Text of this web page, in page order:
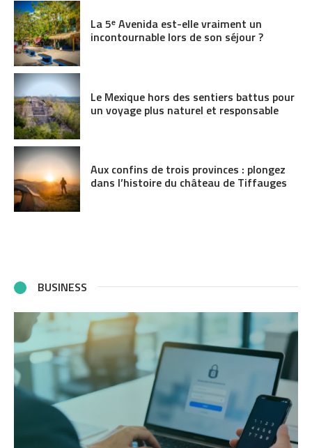
La 5ᵉ Avenida est-elle vraiment un
incontournable lors de son séjour ?
Le Mexique hors des sentiers battus pour
un voyage plus naturel et responsable
Aux confins de trois provinces : plongez
dans l’histoire du château de Tiffauges
BUSINESS